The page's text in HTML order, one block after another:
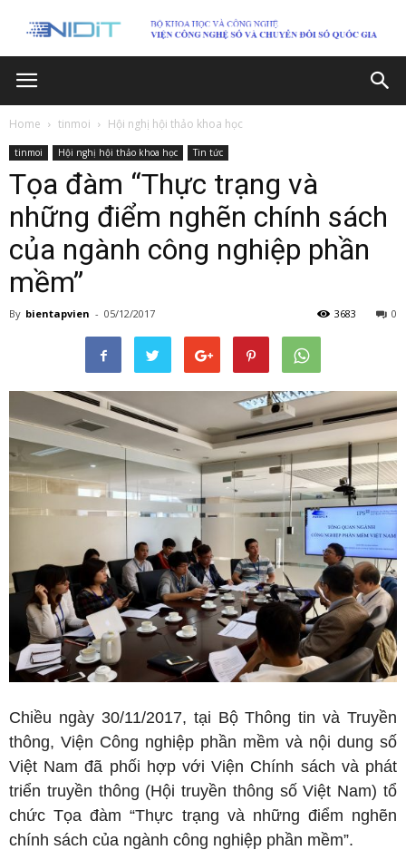
Home tinmoi Hội nghị hội thảo khoa học
tinmoi Hội nghị hội thảo khoa học Tin tức
Tọa đàm “Thực trạng và
những điểm nghẽn chính sách
của ngành công nghiệp phần
mềm”
By bientapvien - 05/12/2017 0
3683
Chiều ngày 30/11/2017, tại Bộ Thông tin và Truyền
thông, Viện Công nghiệp phần mềm và nội dung số
Việt Nam đã phối hợp với Viện Chính sách và phát
triển truyền thông (Hội truyền thông số Việt Nam) tổ
chức Tọa đàm “Thực trạng và những điểm nghẽn
chính sách của ngành công nghiệp phần mềm”.